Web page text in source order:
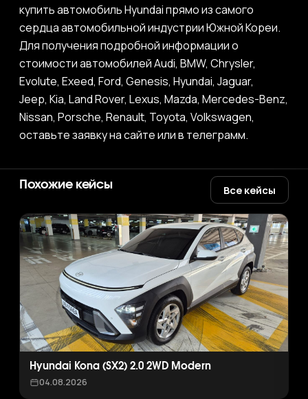
купить автомобиль Hyundai прямо из самого
сердца автомобильной индустрии Южной Кореи.
Для получения подробной информации о
стоимости автомобилей Audi, BMW, Chrysler,
Evolute, Exeed, Ford, Genesis, Hyundai, Jaguar,
Jeep, Kia, Land Rover, Lexus, Mazda, Mercedes-Benz,
Nissan, Porsche, Renault, Toyota, Volkswagen,
оставьте заявку на сайте или в телеграмм.
Похожие кейсы Все кейсы
Hyundai Kona (SX2) 2.0 2WD Modern
04.08.2026